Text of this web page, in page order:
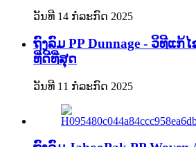
ວັນທີ 14 ກໍລະກົດ 2025
ຖົງລົມ PP Dunnage - ວິທີແກ້
ທີ່ດີທີ່ສຸດ
ວັນທີ 11 ກໍລະກົດ 2025